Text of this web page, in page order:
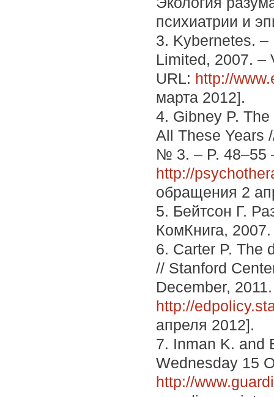
психиатрии и
3. Kybernetes.
Limited, 2007. –
URL: http://
марта 2012].
4. Gibney P.
All These Years
№ 3. – P. 48–55
http://
обращения 2
5. Бейтсон Г.
КомКнига,
6. Carter P. The
// Stanford
December,
http://
апреля 2012].
7. Inman K. and
Wednesday 15
http://